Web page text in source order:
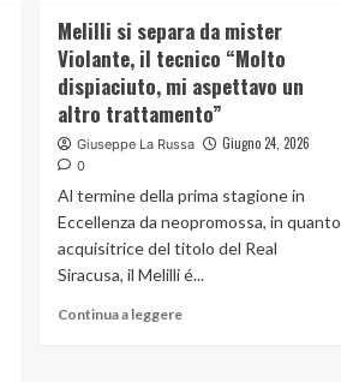
ha
preceduto
negli
anni
un
gran
lavoro”
Porchia
sul
campionato
vinto
dal
Priolo
Lavoro
della
società,
costanza
risultati
Melilli si separa da mister
Violante, il tecnico “Molto
dispiaciuto, mi aspettavo un
altro trattamento”
Giuseppe La Russa Giugno 24, 2026
0
Al termine della prima stagione in
Eccellenza da neopromossa, in quanto
acquisitrice del titolo del Real
Siracusa, il Melilli é...
Continua a leggereRead